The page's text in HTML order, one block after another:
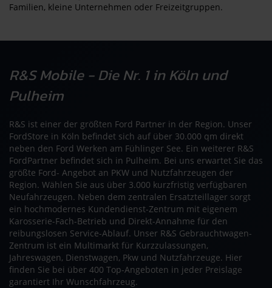
Familien, kleine Unternehmen oder Freizeitgruppen.
R&S Mobile - Die Nr. 1 in Köln und
Pulheim
R&S ist einer der größten Ford Partner in der Region. Unser
FordStore in Köln befindet sich auf über 30.000 qm direkt
neben den Ford Werken am Fühlinger See. Ein weiterer R&S
FordPartner befindet sich in Pulheim. Bei uns erwartet Sie das
größte Ford- Angebot an PKW und Nutzfahrzeugen der
Region. Wählen Sie aus über 3.000 kurzfristig verfügbaren
Neufahrzeugen. Neben dem zentralen Ersatzteillager sorgt
ein hochmodernes Kundendienst-Zentrum mit eigenem
Karosserie-Fach-Betrieb und Direkt-Annahme für den
reibungslosen Service-Ablauf. Unser R&S Gebrauchtwagen-
Zentrum ist ein Multimarkt für Kurzzulassungen,
Jahreswagen, Dienstwagen, Pkw und Nutzfahrzeuge. Hier
finden Sie bei über 400 Top-Angeboten in jeder Preislage
garantiert Ihr Wunschfahrzeug.